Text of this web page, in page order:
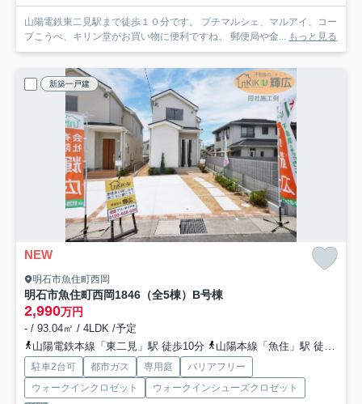
山陽電鉄東二見駅まで徒歩１０分です。 プチマルシェ、マルアイ、コー
プこうべ、キリン堂がお買い物に便利ですね。 郵便局や金... もっと見る
新築一戸建
NEW
明石市魚住町西岡
明石市魚住町西岡1846（全5棟）B号棟
2,990万円
- / 93.04㎡ / 4LDK /予定
山陽電鉄本線「東二見」駅 徒歩10分
山陽本線「魚住」駅 徒歩21分
駐車2台可 都市ガス 専用庭
バリアフリー
ウォークインクロゼット
ウォークインシューズクロゼット